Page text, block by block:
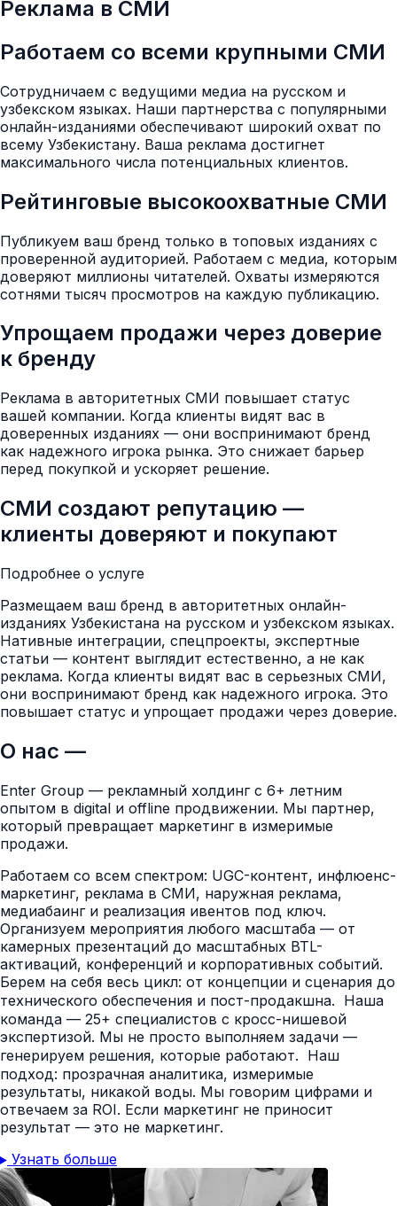
Реклама в СМИ
Работаем со всеми крупными СМИ
Сотрудничаем с ведущими медиа на русском и
узбекском языках. Наши партнерства с популярными
онлайн-изданиями обеспечивают широкий охват по
всему Узбекистану. Ваша реклама достигнет
максимального числа потенциальных клиентов.
Рейтинговые высокоохватные СМИ
Публикуем ваш бренд только в топовых изданиях с
проверенной аудиторией. Работаем с медиа, которым
доверяют миллионы читателей. Охваты измеряются
сотнями тысяч просмотров на каждую публикацию.
Упрощаем продажи через доверие
к бренду
Реклама в авторитетных СМИ повышает статус
вашей компании. Когда клиенты видят вас в
доверенных изданиях — они воспринимают бренд
как надежного игрока рынка. Это снижает барьер
перед покупкой и ускоряет решение.
СМИ создают репутацию —
клиенты доверяют и покупают
Подробнее о услуге
Размещаем ваш бренд в авторитетных онлайн-
изданиях Узбекистана на русском и узбекском языках.
Нативные интеграции, спецпроекты, экспертные
статьи — контент выглядит естественно, а не как
реклама. Когда клиенты видят вас в серьезных СМИ,
они воспринимают бренд как надежного игрока. Это
повышает статус и упрощает продажи через доверие.
О нас —
Enter Group — рекламный холдинг с 6+ летним
опытом в digital и offline продвижении. Мы партнер,
который превращает маркетинг в измеримые
продажи.
Работаем со всем спектром: UGC-контент, инфлюенс-
маркетинг, реклама в СМИ, наружная реклама,
медиабаинг и реализация ивентов под ключ.
Организуем мероприятия любого масштаба — от
камерных презентаций до масштабных BTL-
активаций, конференций и корпоративных событий.
Берем на себя весь цикл: от концепции и сценария до
технического обеспечения и пост-продакшна. Наша
команда — 25+ специалистов с кросс-нишевой
экспертизой. Мы не просто выполняем задачи —
генерируем решения, которые работают. Наш
подход: прозрачная аналитика, измеримые
результаты, никакой воды. Мы говорим цифрами и
отвечаем за ROI. Если маркетинг не приносит
результат — это не маркетинг.
Узнать больше